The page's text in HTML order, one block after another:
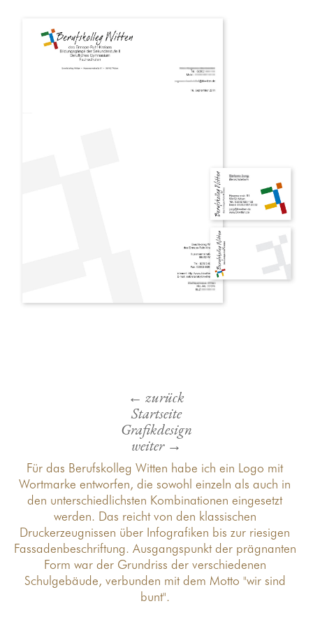
← zurück
Startseite
Grafikdesign
weiter →
Für das Berufskolleg Witten habe ich ein Logo mit
Wortmarke entworfen, die sowohl einzeln als auch in
den unterschiedlichsten Kombinationen eingesetzt
werden. Das reicht von den klassischen
Druckerzeugnissen über Infografiken bis zur riesigen
Fassadenbeschriftung. Ausgangspunkt der prägnanten
Form war der Grundriss der verschiedenen
Schulgebäude, verbunden mit dem Motto "wir sind
bunt".